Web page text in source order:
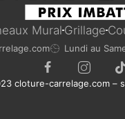
Mural Grillage
Lundi au
cloture-carrelage.com –